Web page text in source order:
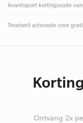
Avantisport kortingscode
Treatwell actiecode voor
Ontvang 2x